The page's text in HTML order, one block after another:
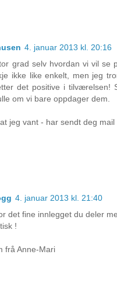
4. januar 2013 kl. 20:16
grad selv hvordan vi vil se
ikke like enkelt, men jeg
det positive i tilværelsen!
om vi bare oppdager dem.
jeg vant - har sendt deg
4. januar 2013 kl. 21:40
det fine innlegget du deler
!
frå Anne-Mari